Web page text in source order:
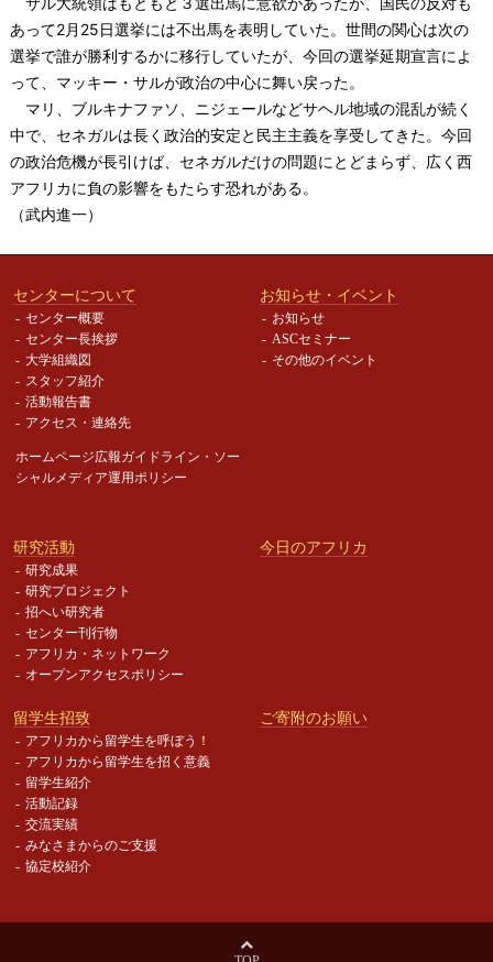
あって2月25日選挙には不出馬を表明していた。世間の関心は次の
選挙で誰が勝利するかに移行していたが、今回の選挙延期宣言によ
って、マッキー・サルが政治の中心に舞い戻った。
マリ、ブルキナファソ、ニジェールなどサヘル地域の混乱が続く
中で、セネガルは長く政治的安定と民主主義を享受してきた。今回
の政治危機が長引けば、セネガルだけの問題にとどまらず、広く西
アフリカに負の影響をもたらす恐れがある。
（武内進一）
センターについて
センター概要
センター長挨拶
大学組織図
スタッフ紹介
活動報告書
アクセス・連絡先
ホームページ広報ガイドライン・ ソー
シャルメディア運用ポリシー
お知らせ・イベント
お知らせ
ASCセミナー
その他のイベント
研究活動
研究成果
研究プロジェクト
招へい研究者
センター刊行物
アフリカ・ネットワーク
オープンアクセスポリシー
今日のアフリカ
留学生招致
アフリカから留学生を呼ぼう！
アフリカから留学生を招く意義
留学生紹介
活動記録
交流実績
みなさまからのご支援
協定校紹介
ご寄附のお願い